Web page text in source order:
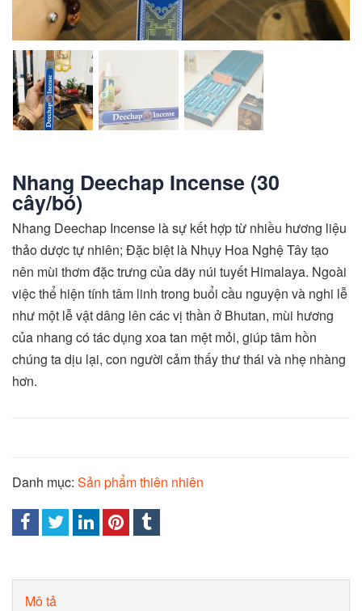
Nhang Deechap Incense (30
cây/bó)
Nhang Deechap Incense là sự kết hợp từ nhiều hương liệu
thảo dược tự nhiên; Đặc biệt là Nhụy Hoa Nghệ Tây tạo
nên mùi thơm đặc trưng của dãy núi tuyết Himalaya. Ngoài
việc thể hiện tính tâm linh trong buổi cầu nguyện và nghi lễ
như một lễ vật dâng lên các vị thần ở Bhutan, mùi hương
của nhang có tác dụng xoa tan mệt mỏi, giúp tâm hồn
chúng ta dịu lại, con người cảm thấy thư thái và nhẹ nhàng
hơn.
Danh mục: Sản phẩm thiên nhiên
Mô tả